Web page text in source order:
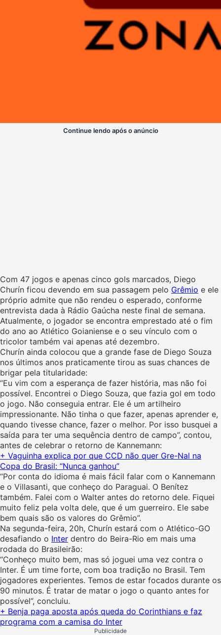
Continue lendo após o anúncio
Com 47 jogos e apenas cinco gols marcados, Diego
Churín ficou devendo em sua passagem pelo Grêmio e ele
próprio admite que não rendeu o esperado, conforme
entrevista dada à Rádio Gaúcha neste final de semana.
Atualmente, o jogador se encontra emprestado até o fim
do ano ao Atlético Goianiense e o seu vínculo com o
tricolor também vai apenas até dezembro.
Churín ainda colocou que a grande fase de Diego Souza
nos últimos anos praticamente tirou as suas chances de
brigar pela titularidade:
“Eu vim com a esperança de fazer história, mas não foi
possível. Encontrei o Diego Souza, que fazia gol em todo
o jogo. Não conseguia entrar. Ele é um artilheiro
impressionante. Não tinha o que fazer, apenas aprender e,
quando tivesse chance, fazer o melhor. Por isso busquei a
saída para ter uma sequência dentro de campo”, contou,
antes de celebrar o retorno de Kannemann:
+ Vaguinha explica por que CCD não quer Gre-Nal na
Copa do Brasil: “Nunca ganhou”
“Por conta do idioma é mais fácil falar com o Kannemann
e o Villasanti, que conheço do Paraguai. O Benítez
também. Falei com o Walter antes do retorno dele. Fiquei
muito feliz pela volta dele, que é um guerreiro. Ele sabe
bem quais são os valores do Grêmio”.
Na segunda-feira, 20h, Churín estará com o Atlético-GO
desafiando o Inter dentro do Beira-Rio em mais uma
rodada do Brasileirão:
“Conheço muito bem, mas só joguei uma vez contra o
Inter. É um time forte, com boa tradição no Brasil. Tem
jogadores experientes. Temos de estar focados durante os
90 minutos. É tratar de matar o jogo o quanto antes for
possível”, concluiu.
+ Benja paga aposta após queda do Corinthians e faz
programa com a camisa do Inter
Publicidade